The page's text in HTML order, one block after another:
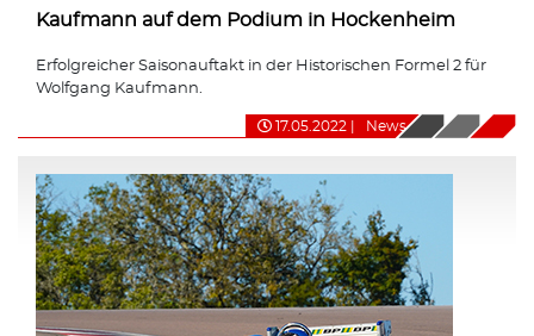
Kaufmann auf dem Podium in Hockenheim
Erfolgreicher Saisonauftakt in der Historischen Formel 2 für
Wolfgang Kaufmann.
17.05.2022 News